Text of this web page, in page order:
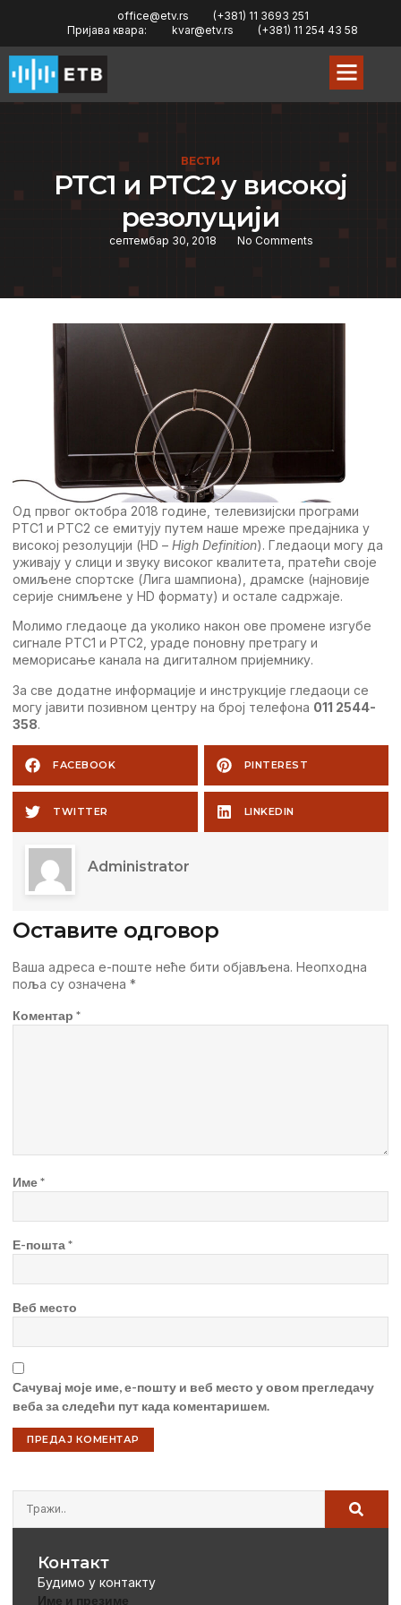
office@etv.rs
(+381) 11 3693 251
Пријава квара:
kvar@etv.rs (+381) 11 254 43 58
ВЕСТИ
РТС1 и РТС2 у високој
резолуцији
септембар 30, 2018 No Comments
Од првог октобра 2018 године, телевизијски програми
РТС1 и РТС2 се емитују путем наше мреже предајника у
високој резолуцији (HD – High Definition). Гледаоци могу да
уживају у слици и звуку високог квалитета, пратећи своје
омиљене спортске (Лига шампиона), драмске (најновије
серије снимљене у HD формату) и остале садржаје.
Молимо гледаоце да уколико након ове промене изгубе
сигнале РТС1 и РТС2, ураде поновну претрагу и
меморисање канала на дигиталном пријемнику.
За све додатне информације и инструкције гледаоци се
могу јавити позивном центру на број телефона 011 2544-
358.
FACEBOOK PINTEREST
TWITTER LINKEDIN
Administrator
Оставите одговор
Ваша адреса е-поште неће бити објављена. Неопходна
поља су означена *
Коментар *
Име*
Е-пошта*
Веб место
Сачувај моје име, е-пошту и веб место у овом прегледачу
веба за следећи пут када коментаришем.
Контакт
Будимо у контакту
Име и презиме